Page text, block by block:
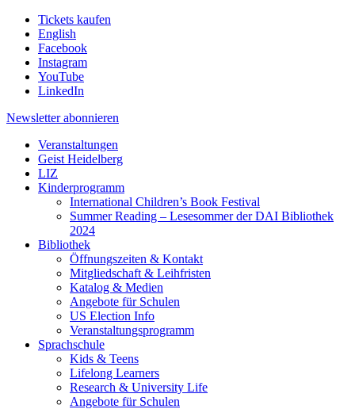
Tickets kaufen
English
Facebook
Instagram
YouTube
LinkedIn
Newsletter abonnieren
Veranstaltungen
Geist Heidelberg
LIZ
Kinderprogramm
International Children’s Book Festival
Summer Reading – Lesesommer der DAI Bibliothek
2024
Bibliothek
Öffnungszeiten & Kontakt
Mitgliedschaft & Leihfristen
Katalog & Medien
Angebote für Schulen
US Election Info
Veranstaltungsprogramm
Sprachschule
Kids & Teens
Lifelong Learners
Research & University Life
Angebote für Schulen